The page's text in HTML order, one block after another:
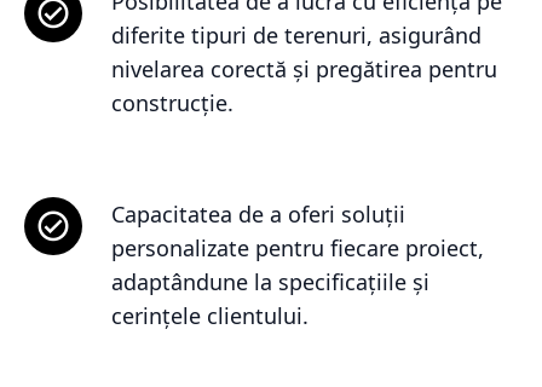
diferite tipuri de terenuri, asigurând
nivelarea corectă și pregătirea pentru
construcție.
Capacitatea de a oferi soluții
personalizate pentru fiecare proiect,
adaptândune la specificațiile și
cerințele clientului.